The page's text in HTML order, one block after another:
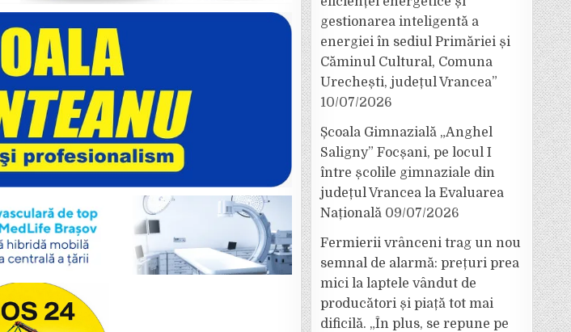
gestionarea inteligentă a
energiei în sediul Primăriei și
Căminul Cultural, Comuna
Urechești, județul Vrancea”
10/07/2026
Școala Gimnazială „Anghel
Saligny” Focșani, pe locul I
între școlile gimnaziale din
județul Vrancea la Evaluarea
Națională 09/07/2026
Fermierii vrânceni trag un nou
semnal de alarmă: prețuri prea
mici la laptele vândut de
producători și piață tot mai
dificilă. „În plus, se repune pe